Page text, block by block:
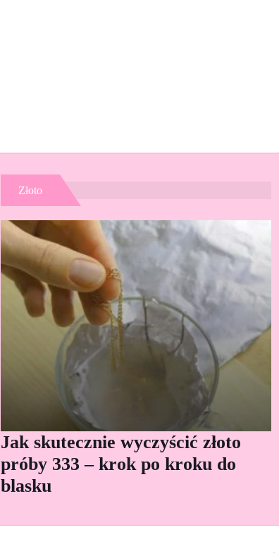
Złoto
Jak skutecznie wyczyścić złoto
próby 333 – krok po kroku do
blasku